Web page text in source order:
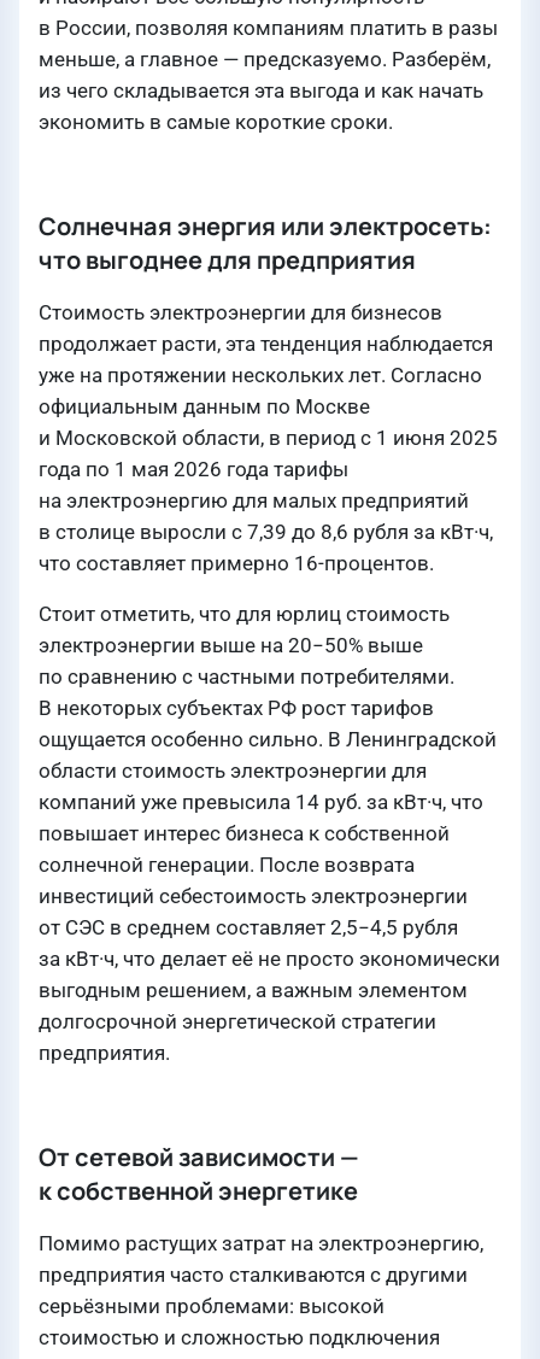
в России, позволяя компаниям платить в разы
меньше, а главное — предсказуемо. Разберём,
из чего складывается эта выгода и как начать
экономить в самые короткие сроки.
Солнечная энергия или электросеть:
что выгоднее для предприятия
Стоимость электроэнергии для бизнесов
продолжает расти, эта тенденция наблюдается
уже на протяжении нескольких лет. Согласно
официальным данным по Москве
и Московской области, в период с 1 июня 2025
года по 1 мая 2026 года тарифы
на электроэнергию для малых предприятий
в столице выросли с 7,39 до 8,6 рубля за кВт·ч,
что составляет примерно 16-процентов.
Стоит отметить, что для юрлиц стоимость
электроэнергии выше на 20−50% выше
по сравнению с частными потребителями.
В некоторых субъектах РФ рост тарифов
ощущается особенно сильно. В Ленинградской
области стоимость электроэнергии для
компаний уже превысила 14 руб. за кВт·ч, что
повышает интерес бизнеса к собственной
солнечной генерации. После возврата
инвестиций себестоимость электроэнергии
от СЭС в среднем составляет 2,5−4,5 рубля
за кВт·ч, что делает её не просто экономически
выгодным решением, а важным элементом
долгосрочной энергетической стратегии
предприятия.
От сетевой зависимости —
к собственной энергетике
Помимо растущих затрат на электроэнергию,
предприятия часто сталкиваются с другими
серьёзными проблемами: высокой
стоимостью и сложностью подключения